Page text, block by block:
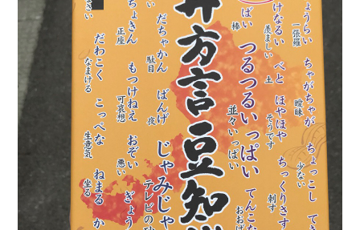
Retail business
Private brand products
Wholesale
Seeking new supplier
沿革
零售业
自有品牌产品
批发的
募集制造公司